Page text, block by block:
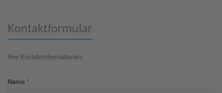
Kontaktformular
Ihre Kontaktinformationen:
Name *